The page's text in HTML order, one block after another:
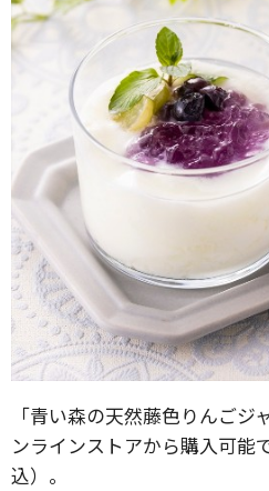
「青い森の天然藤色りんご
ンラインストアから購入可能
込）。